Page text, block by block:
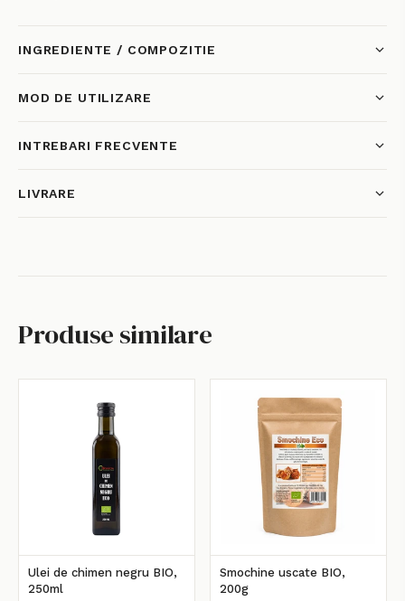
INGREDIENTE / COMPOZITIE
MOD DE UTILIZARE
INTREBARI FRECVENTE
LIVRARE
Produse similare
Ulei de chimen negru BIO,
250ml
Smochine uscate BIO,
200g